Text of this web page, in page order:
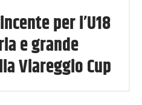
per l’U18
e grande
Viareggio Cup